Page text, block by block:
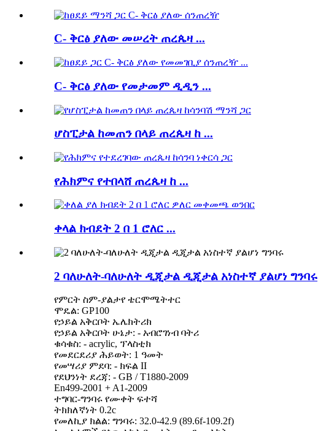
C- ቅርፅ ያለው መሠረት ጠረጴዛ ...
C- ቅርፅ ያለው የመታመም ዲዲን ...
ሆስፒታል ከመጠን በላይ ጠረጴዛ ከ ...
የሕክምና የተበላሸ ጠረጴዛ ከ ...
ቀላል ክብደት 2 በ 1 ሮለር ...
2 ባለሁለት-ባለሁለት ዲጂታል ዲጂታል አነስተኛ ያልሆነ ግንባሩ
የምርት ስም-ያልታየ ቴርሞሜትተር
ሞዴል: GP100
የኃይል አቅርቦት ኤሌክትሪክ
የኃይል አቅርቦት ሁኔታ: - አብሮገነብ ባትሪ
ቁሳቁስ: - acrylic, ፕላስቲክ
የመደርደሪያ ሕይወት: 1 ዓመት
የመሣሪያ ምደባ: - ክፍል II
የደህንነት ደረጃ: - GB / T1880-2009
En499-2001 + A1-2009
ተግባር-ግንባሩ የሙቀት ፍተሻ
ትክክለኛነት 0.2c
የመለኪያ ክልል: ግንባሩ: 32.0-42.9 (89.6f-109.2f)